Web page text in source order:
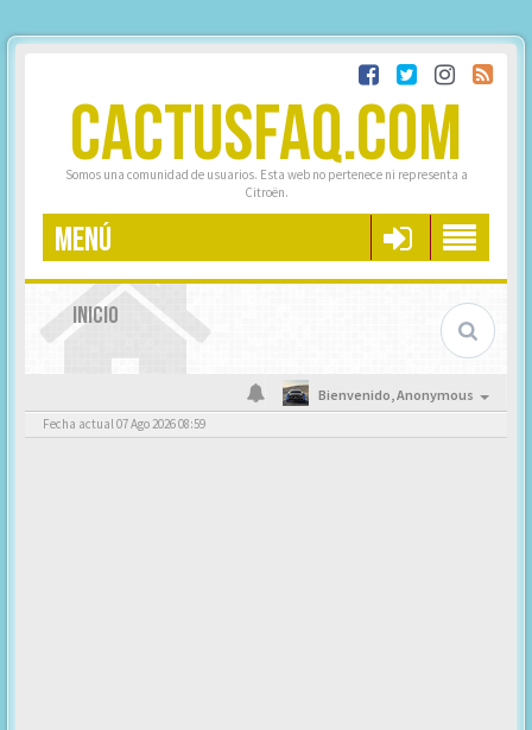
CACTUSFAQ.COM
Somos una comunidad de usuarios. Esta web no pertenece ni representa a
Citroën.
MENÚ
INICIO
Bienvenido,Anonymous
Fecha actual 07 Ago 2026 08:59